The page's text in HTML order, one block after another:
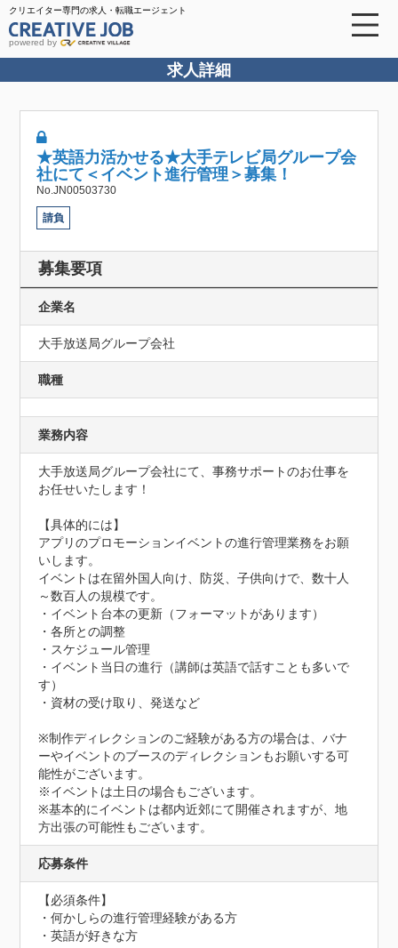
クリエイター専門の求人・転職エージェント
powered by
求人詳細
★英語力活かせる★大手テレビ局グループ会
社にて＜イベント進行管理＞募集！
No.JN00503730
請負
募集要項
企業名
大手放送局グループ会社
職種
業務内容
大手放送局グループ会社にて、事務サポートのお仕事を
お任せいたします！
【具体的には】
アプリのプロモーションイベントの進行管理業務をお願
いします。
イベントは在留外国人向け、防災、子供向けで、数十人
～数百人の規模です。
・イベント台本の更新（フォーマットがあります）
・各所との調整
・スケジュール管理
・イベント当日の進行（講師は英語で話すことも多いで
す）
・資材の受け取り、発送など
※制作ディレクションのご経験がある方の場合は、バナ
ーやイベントのブースのディレクションもお願いする可
能性がございます。
※イベントは土日の場合もございます。
※基本的にイベントは都内近郊にて開催されますが、地
方出張の可能性もございます。
応募条件
【必須条件】
・何かしらの進行管理経験がある方
・英語が好きな方